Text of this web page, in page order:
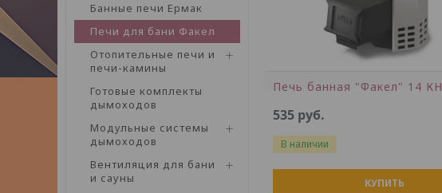
Банные печи Ермак
Печи для бани Факел
Отопительные печи и
печи-камины
Готовые комплекты
дымоходов
Модульные системы
дымоходов
Вентиляция для бани
и сауны
Печь банная "Факел" 14 КН
535 руб.
В наличии
КУПИТЬ